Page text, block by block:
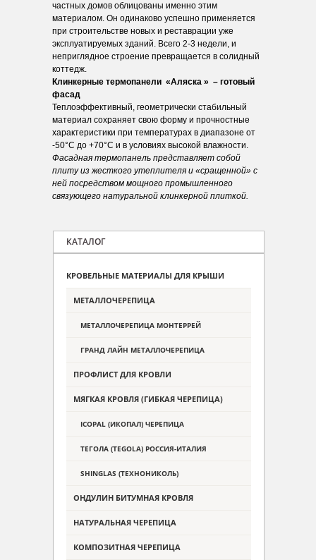
частных домов облицованы именно этим
материалом. Он одинаково успешно применяется
при строительстве новых и реставрации уже
эксплуатируемых зданий. Всего 2-3 недели, и
неприглядное строение превращается в солидный
коттедж.
Клинкерные термопанели «Аляска » – готовый
фасад
Теплоэффективный, геометрически стабильный
материал сохраняет свою форму и прочностные
характеристики при температурах в диапазоне от
-50°C до +70°C и в условиях высокой влажности.
Фасадная термопанель представляет собой
плиту из жесткого утеплителя и «сращенной» с
ней посредством мощного промышленного
связующего натуральной клинкерной плиткой.
КАТАЛОГ
КРОВЕЛЬНЫЕ МАТЕРИАЛЫ ДЛЯ КРЫШИ
МЕТАЛЛОЧЕРЕПИЦА
МЕТАЛЛОЧЕРЕПИЦА МОНТЕРРЕЙ
ГРАНД ЛАЙН МЕТАЛЛОЧЕРЕПИЦА
ПРОФЛИСТ ДЛЯ КРОВЛИ
МЯГКАЯ КРОВЛЯ (ГИБКАЯ ЧЕРЕПИЦА)
ICOPAL (ИКОПАЛ) ЧЕРЕПИЦА
ТЕГОЛА (TEGOLA) РОССИЯ-ИТАЛИЯ
SHINGLAS (ТЕХНОНИКОЛЬ)
ОНДУЛИН БИТУМНАЯ КРОВЛЯ
НАТУРАЛЬНАЯ ЧЕРЕПИЦА
КОМПОЗИТНАЯ ЧЕРЕПИЦА